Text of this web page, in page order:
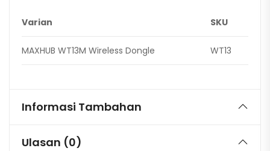
Varian SKU
MAXHUB WT13M Wireless Dongle WT13
Informasi Tambahan
Ulasan (0)